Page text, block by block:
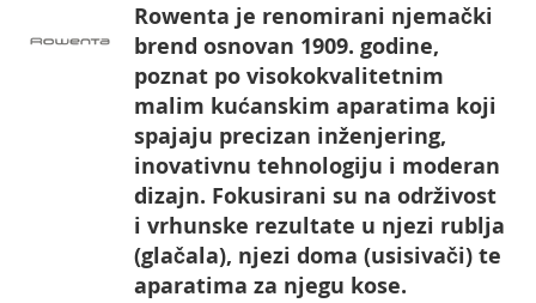
Rowenta je renomirani njemački
brend osnovan 1909. godine,
poznat po visokokvalitetnim
malim kućanskim aparatima koji
spajaju precizan inženjering,
inovativnu tehnologiju i moderan
dizajn. Fokusirani su na održivost
i vrhunske rezultate u njezi rublja
(glačala), njezi doma (usisivači) te
aparatima za njegu kose.